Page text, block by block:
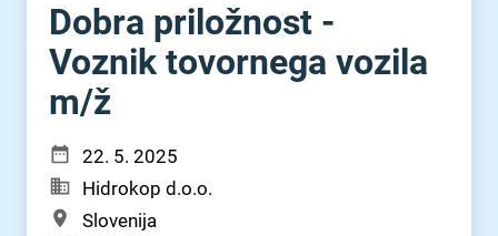
Dobra priložnost -
Voznik tovornega vozila
m⁠/⁠ž
22. 5. 2025
Hidrokop d.o.o.
Slovenija